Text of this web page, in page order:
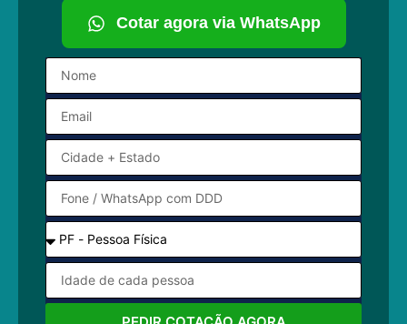
Cotar agora via WhatsApp